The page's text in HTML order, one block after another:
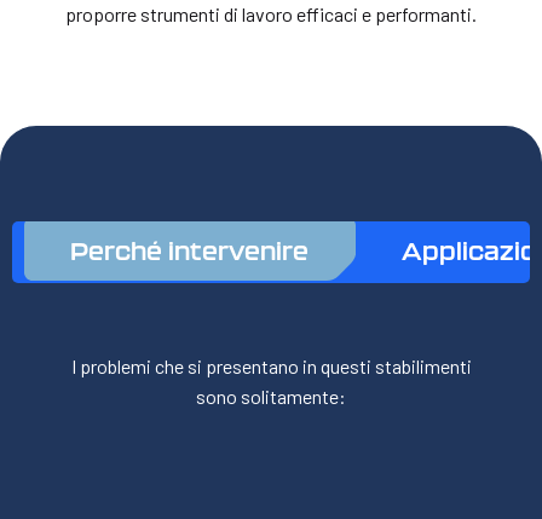
proporre strumenti di lavoro efficaci e performanti.
Perché intervenire
I problemi che si presentano in questi stabilimenti
sono solitamente: